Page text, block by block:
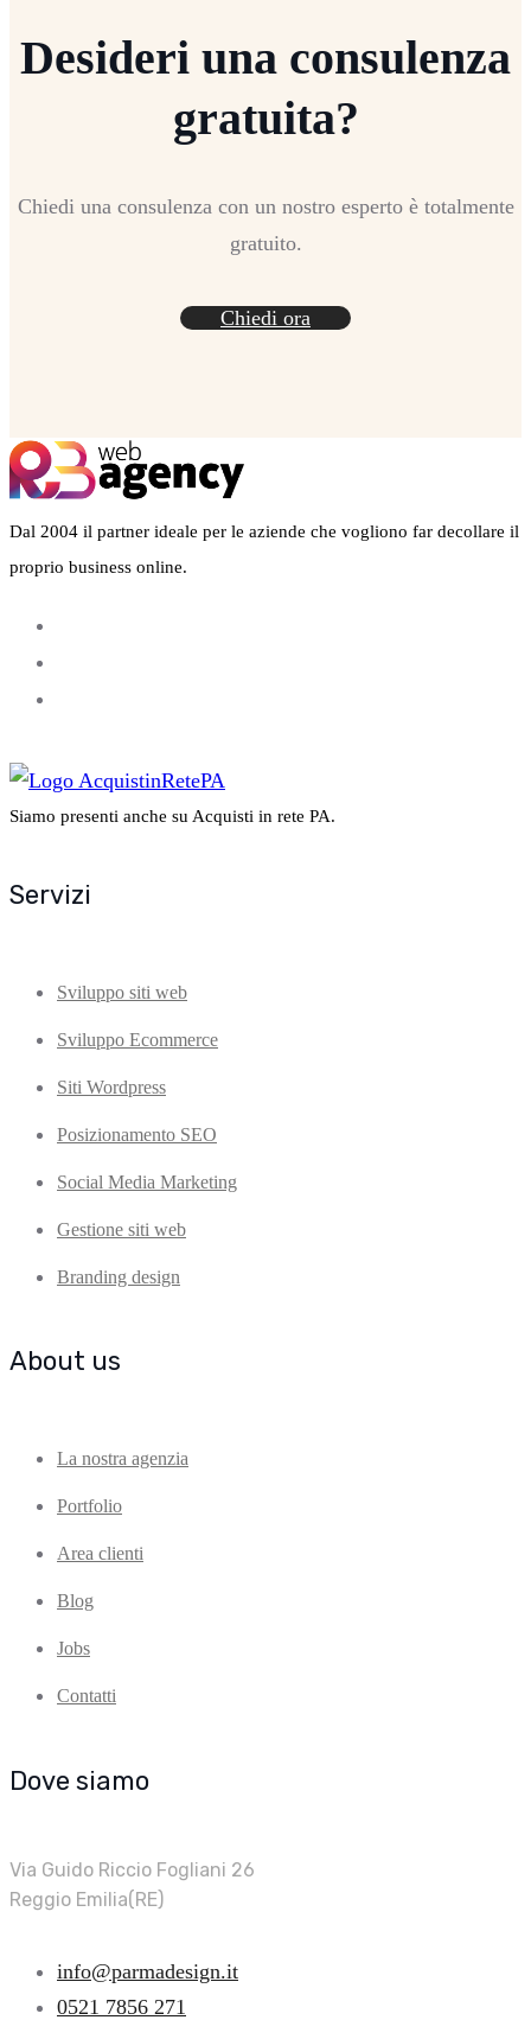
Desideri una consulenza
gratuita?
Chiedi una consulenza con un nostro esperto è totalmente
gratuito.
Chiedi ora
Dal 2004 il partner ideale per le aziende che vogliono far decollare il
proprio business online.
Siamo presenti anche su Acquisti in rete PA.
Servizi
Sviluppo siti web
Sviluppo Ecommerce
Siti Wordpress
Posizionamento SEO
Social Media Marketing
Gestione siti web
Branding design
About us
La nostra agenzia
Portfolio
Area clienti
Blog
Jobs
Contatti
Dove siamo
Via Guido Riccio Fogliani 26
Reggio Emilia(RE)
info@parmadesign.it
0521 7856 271